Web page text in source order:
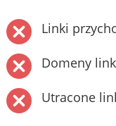
Linki
Domeny
Utracone